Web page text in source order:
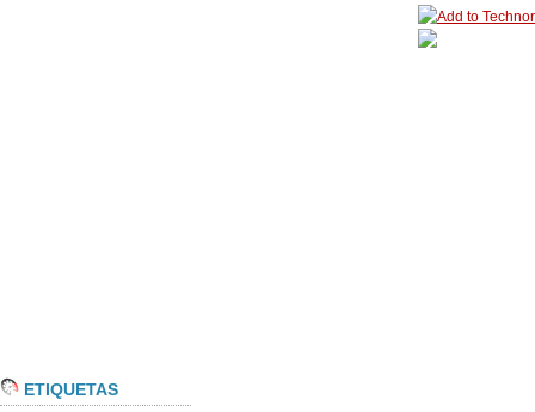
ETIQUETAS